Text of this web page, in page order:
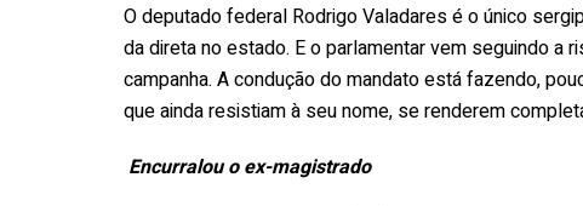
O deputado federal Rodrigo Valadares é o único
da direta no estado. E o parlamentar vem seguindo
campanha. A condução do mandato está fazendo,
que ainda resistiam à seu nome, se renderem
Encurralou o ex-magistrado